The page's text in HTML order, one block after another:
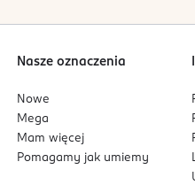
Nasze oznaczenia
Nowe
Mega
Mam więcej
Pomagamy jak umiemy